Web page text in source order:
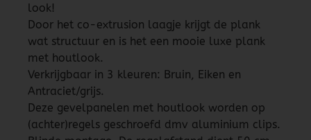
look!
Door het co-extrusion laagje krijgt de plank
wat structuur en is het een mooie luxe plank
met houtlook.
Verkrijgbaar in 3 kleuren: Bruin, Eiken en
Antraciet/grijs.
Deze gevelpanelen met houtlook worden op
(achter)regels geschroefd dmv aluminium clips.